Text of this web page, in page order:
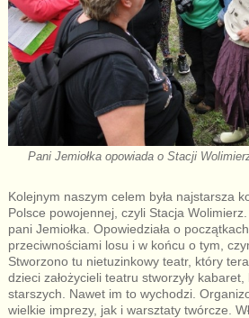
Pani Jemiołka opowiada o Stacji
Kolejnym naszym celem była najstarsza
Polsce powojennej, czyli Stacja
pani Jemiołka. Opowiedziała o
przeciwnościami losu i w końcu o tym,
Stworzono tu nietuzinkowy teatr, który
dzieci założycieli teatru stworzyły
starszych. Nawet im to wychodzi.
wielkie imprezy, jak i warsztaty twórcze.